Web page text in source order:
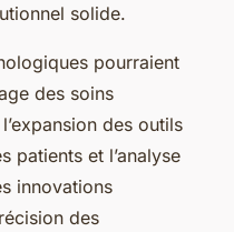
solide.
pourraient
des soins
des outils
patients et l’analyse
innovations
des